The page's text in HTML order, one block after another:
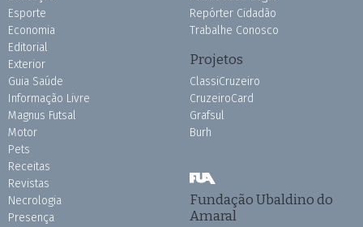
Esporte
Economia
Editorial
Exterior
Guia Saúde
Informação Livre
Magnus Futsal
Motor
Pets
Receitas
Revistas
Necrologia
Presença
Repórter Cidadão
Trabalhe Conosco
Projetos
ClassiCruzeiro
CruzeiroCard
Grafsul
Burh
Fundação Ubaldino do
Amaral